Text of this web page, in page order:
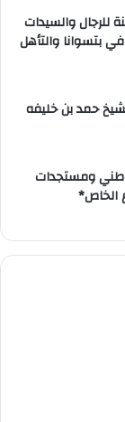
والرياضة يهنئ منتخبي مصر تحت 21 سنة للرجال والسيدات
بتسوانا والتأهل
حمد بن خليفه
ومستجدات
الخاص*